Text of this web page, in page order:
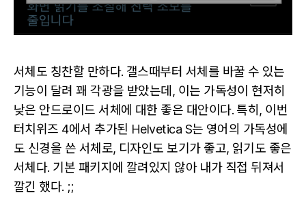
서체도 칭찬할 만하다. 갤스때부터 서체를 바꿀 수 있는
기능이 달려 꽤 각광을 받았는데, 이는 가독성이 현저히
낮은 안드로이드 서체에 대한 좋은 대안이다. 특히, 이번
터치위즈 4에서 추가된 Helvetica S는 영어의 가독성에
도 신경을 쓴 서체로, 디자인도 보기가 좋고, 읽기도 좋은
서체다. 기본 패키지에 깔려있지 않아 내가 직접 뒤져서
깔긴 했다. ;;